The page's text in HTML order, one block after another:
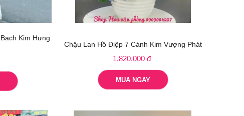
Kim Hưng
Chậu Lan Hồ Điệp 7 Cành Kim Vượng Phát
1,820,000 đ
MUA NGAY